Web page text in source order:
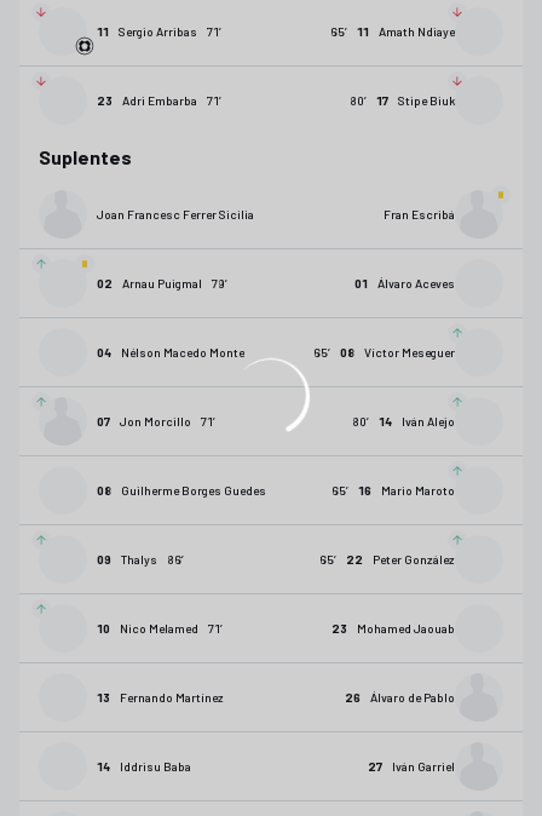
11 Sergio Arribas 71’ 11 Amath Ndiaye
65’
23 Adri Embarba 71’ 17 Stipe Biuk
80’
Suplentes
Joan Francesc Ferrer Sicilia Fran Escribá
02 Arnau Puigmal 79’ 01 Álvaro Aceves
04 Nélson Macedo Monte 08 Víctor Meseguer
65’
07 Jon Morcillo 71’ 14 Iván Alejo
80’
08 Guilherme Borges Guedes 16 Mario Maroto
65’
09 Thalys 86’ 22 Peter González
65’
10 Nico Melamed 71’ 23 Mohamed Jaouab
13 Fernando Martínez 26 Álvaro de Pablo
14 Iddrisu Baba 27 Iván Garriel